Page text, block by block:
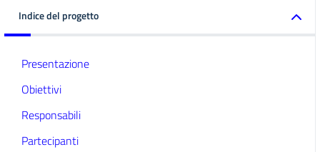
Indice del progetto
Presentazione
Obiettivi
Responsabili
Partecipanti